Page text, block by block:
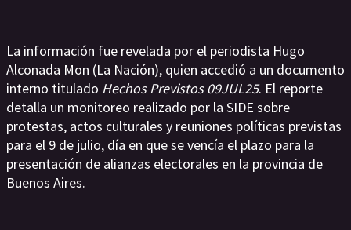
La información fue revelada por el periodista Hugo
Alconada Mon (La Nación), quien accedió a un documento
interno titulado Hechos Previstos 09JUL25. El reporte
detalla un monitoreo realizado por la SIDE sobre
protestas, actos culturales y reuniones políticas previstas
para el 9 de julio, día en que se vencía el plazo para la
presentación de alianzas electorales en la provincia de
Buenos Aires.